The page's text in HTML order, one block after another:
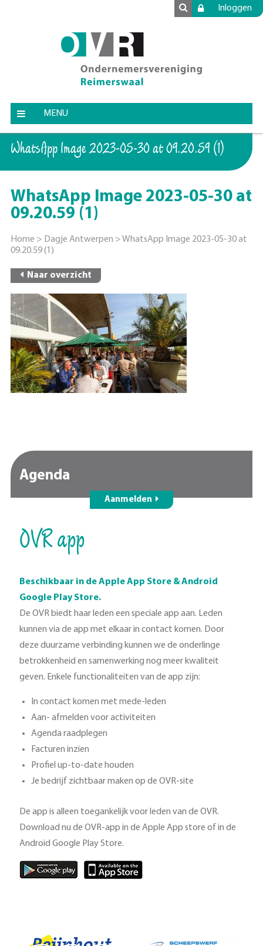
Inloggen
MENU
WhatsApp Image 2023-05-30 at 09.20.59 (1)
WhatsApp Image 2023-05-30 at
09.20.59 (1)
Home > Dagje Antwerpen >WhatsApp Image 2023-05-30 at
09.20.59 (1)
Naar overzicht
Agenda
Aanmelden
OVR app
Beschikbaar in de Apple App Store & Android
Google Play Store.
De OVR biedt haar leden een speciale app aan. Leden
kunnen via de app met elkaar in contact komen. Door
deze duurzame verbinding kunnen we de onderlinge
betrokkenheid en samenwerking nog meer kwaliteit
geven. Enkele functionaliteiten van de app zijn:
In contact komen met mede-leden
Aan- afmelden voor activiteiten
Agenda raadplegen
Facturen inzien
Profiel up-to-date houden
Je bedrijf zichtbaar maken op de OVR-site
De app is alleen toegankelijk voor leden van de OVR.
Download nu de OVR-app in de Apple App store of in de
Android Google Play Store.